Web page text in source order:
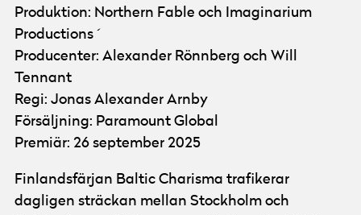
Produktion: Northern Fable och Imaginarium
Productions ´
Producenter: Alexander Rönnberg och Will
Tennant
Regi: Jonas Alexander Arnby
Försäljning: Paramount Global
Premiär: 26 september 2025
Finlandsfärjan Baltic Charisma trafikerar
dagligen sträckan mellan Stockholm och